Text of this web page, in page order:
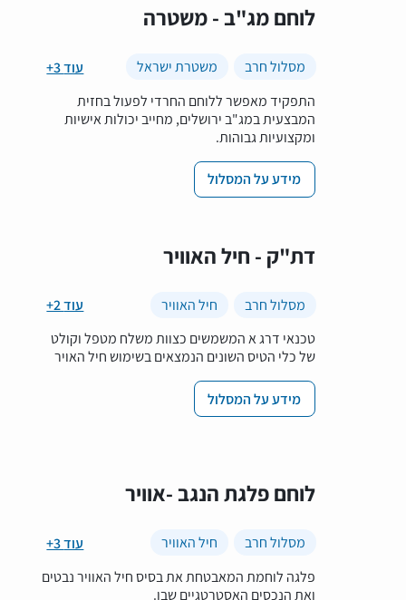
לוחם מג"ב - משטרה
+3 עוד מסלול חרב
משטרת ישראל
התפקיד מאפשר ללוחם החרדי לפעול בחזית
המבצעית במג"ב ירושלים, מחייב יכולות אישיות
ומקצועיות גבוהות.
מידע על המסלול
דת"ק - חיל האוויר
+2 עוד מסלול חרב
חיל האוויר
טכנאי דרג א המשמשים כצוות משלח מטפל וקולט
של כלי הטיס השונים הנמצאים בשימוש חיל האויר
מידע על המסלול
לוחם פלגת הנגב -אוויר
+3 עוד מסלול חרב
חיל האוויר
פלגה לוחמת המאבטחת את בסיס חיל האוויר נבטים
ואת הנכסים האסטרטגיים שבו.